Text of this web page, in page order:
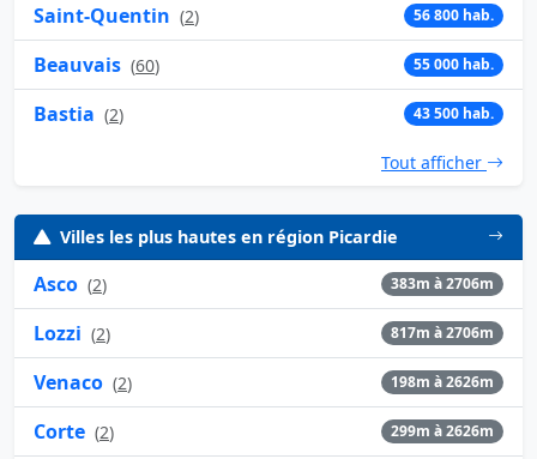
Saint-Quentin (2) 56 800 hab.
Beauvais (60) 55 000 hab.
Bastia (2) 43 500 hab.
Tout afficher
Villes les plus hautes en région Picardie
Asco (2) 383m à 2706m
Lozzi (2) 817m à 2706m
Venaco (2) 198m à 2626m
Corte (2) 299m à 2626m